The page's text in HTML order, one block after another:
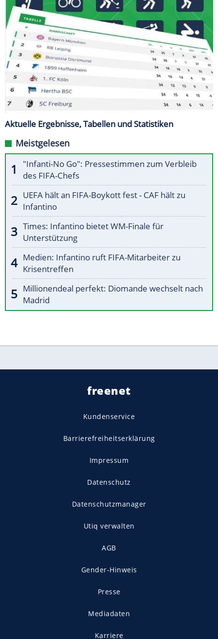
Aktuelle Ergebnisse, Tabellen und Statistiken
Meistgelesen
"Infanti-No Go": Pressestimmen zum Verbleib
des FIFA-Chefs
UEFA hält an FIFA-Boykott fest - CAF hält zu
Infantino
Times: Infantino bietet WM-Finale für
Unterstützung
Medien: Infantino ruft FIFA-Mitarbeiter zu
Krisentreffen
Millionendeal perfekt: Diomande wechselt nach
Madrid
freenet
Kundenservice
Barrierefreiheitserklärung
Impressum
Datenschutz
Datenschutzmanager
Utiq verwalten
AGB
Gender-Hinweis
Presse
Mediadaten
Karriere